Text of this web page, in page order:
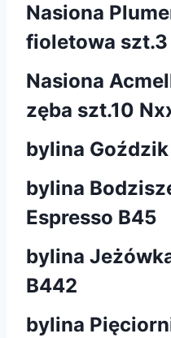
Nasiona
fioletowa szt.3
Nasiona
zęba szt.10
bylina
bylina
Espresso B45
bylina
B442
bylina